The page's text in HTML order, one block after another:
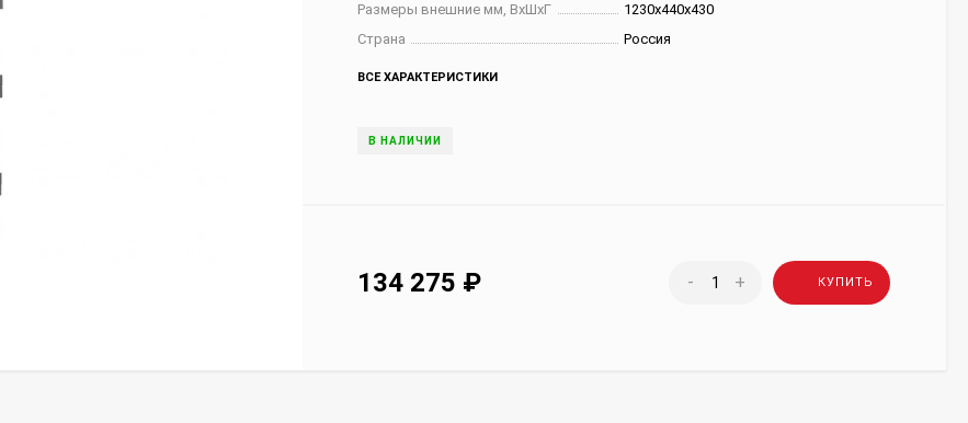
Размеры внешние мм, ВхШхГ
1230х440х430
Страна
Россия
ВСЕ ХАРАКТЕРИСТИКИ
В НАЛИЧИИ
134 275 ₽ - + КУПИТЬ